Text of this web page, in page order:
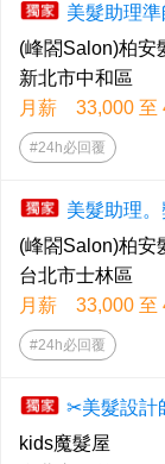
美髮助理
(峰閤Salon)柏安
新北市中和區
月薪 33,000 至
#24h必回覆
美髮助理
(峰閤Salon)柏安
台北市士林區
月薪 33,000 至
#24h必回覆
✂美髮設計
kids魔髮屋